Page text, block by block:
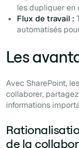
les dupliquer en
Flux de travail :
automatisés
Les
Avec SharePoint,
collaborer,
informations
de la